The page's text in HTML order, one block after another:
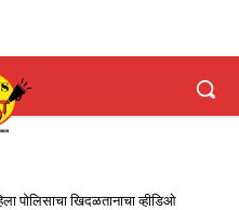
पोलिसाचा खिदळतानाचा व्हीडिओ